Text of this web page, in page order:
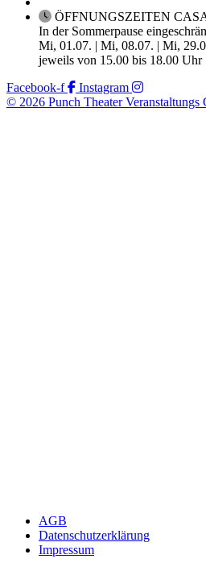
ÖFFNUNGSZEITEN
In der Sommerpause
Mi, 01.07. | Mi, 08.07. | Mi,
jeweils von 15.00 bis 18.00 Uhr
Facebook-f
Instagram
© 2026 Punch Theater Veranstaltungs
AGB
Datenschutzerklärung
Impressum